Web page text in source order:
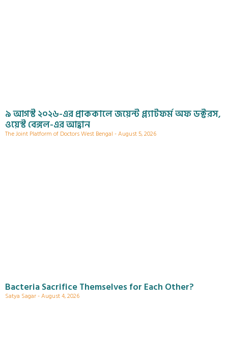
৯ আগস্ট ২০২৬-এর প্রাককালে জয়েন্ট প্ল্যাটফর্ম অফ ডক্টরস,
ওয়েস্ট বেঙ্গল-এর আহ্বান
The Joint Platform of Doctors West Bengal August 5, 2026
Bacteria Sacrifice Themselves for Each Other?
Satya Sagar August 4, 2026